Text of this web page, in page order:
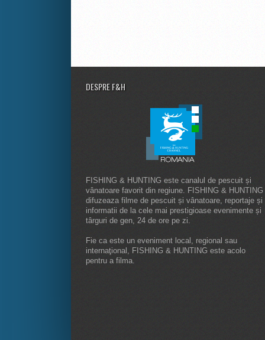
DESPRE F&H
FISHING & HUNTING este canalul de pescuit și
vânatoare favorit din regiune. FISHING & HUNTING
difuzeaza filme de pescuit și vânatoare, reportaje și
informatii de la cele mai prestigioase evenimente și
târguri de gen, 24 de ore pe zi.
Fie ca este un eveniment local, regional sau
internaţional, FISHING & HUNTING este acolo
pentru a filma.